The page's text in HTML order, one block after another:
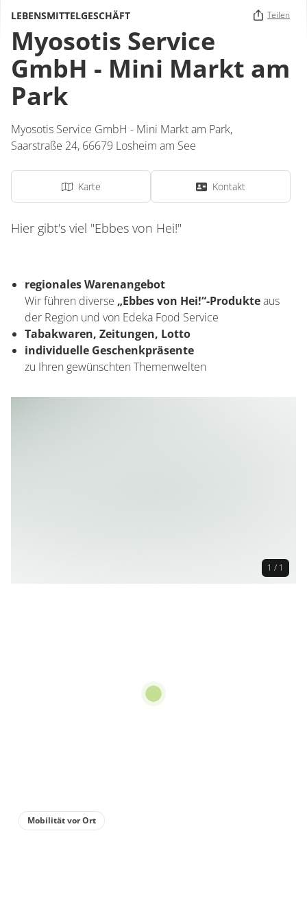
LEBENSMITTELGESCHÄFT Teilen
Myosotis Service
GmbH - Mini Markt am
Park
Myosotis Service GmbH - Mini Markt am Park,
Saarstraße 24, 66679 Losheim am See
Karte Kontakt
Hier gibt's viel "Ebbes von Hei!"
regionales Warenangebot
Wir führen diverse „Ebbes von Hei!“-Produkteaus
der Region und von Edeka Food Service
Tabakwaren, Zeitungen, Lotto
individuelle Geschenkpräsente
zu Ihren gewünschten Themenwelten
1 / 1
Mobilität vor Ort